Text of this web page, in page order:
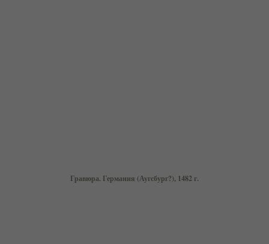
Гравюра. Германия (Аугсбург?), 1482 г.